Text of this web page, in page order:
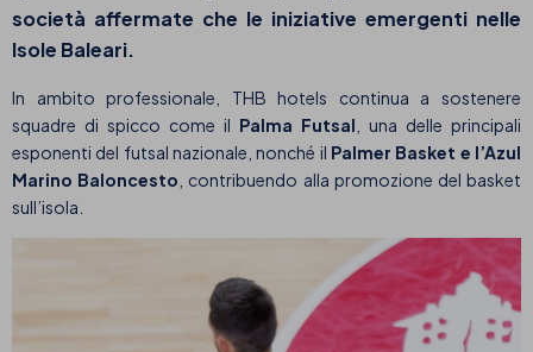
società affermate che le iniziative emergenti nelle
Isole Baleari.
In ambito professionale, THB hotels continua a sostenere
squadre di spicco come il Palma Futsal , una delle principali
esponenti del futsal nazionale, nonché il Palmer Basket e l’Azul
Marino Baloncesto , contribuendo alla promozione del basket
sull’isola.